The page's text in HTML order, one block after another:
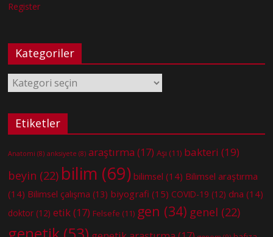
Register
Kategoriler
Kategoriler
Etiketler
Anatomi (8) anksiyete (8) araştırma (17) Aşı (11) bakteri (19)
beyin (22) bilim (69) bilimsel (14) Bilimsel araştırma
(14) Bilimsel çalışma (13) biyografi (15) COVID-19 (12) dna (14)
doktor (12) etik(17) Felsefe (11) gen (34) genel (22)